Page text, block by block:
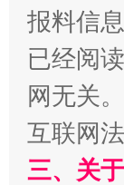
阿坝州
报料信
已经阅
网无关
互联网
三、关